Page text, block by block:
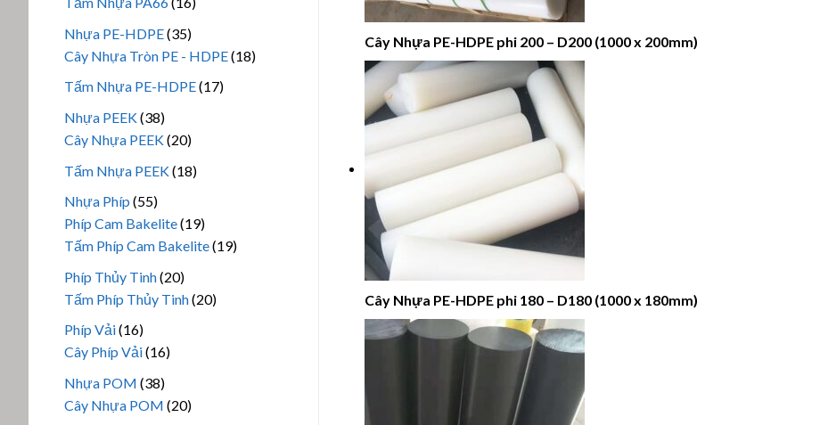
phẩm
Nhựa PE-HDPE 3535
sản
phẩm
Cây Nhựa Tròn PE - HDPE 1818
Tấm Nhựa PE-HDPE 1717
Nhựa PEEK 3838
sản
Cây Nhựa PEEK 2020
phẩm
Tấm Nhựa PEEK 1818
Nhựa Phíp 5555
sản
phẩm
Phíp Cam Bakelite 1919
sản
Tấm Phíp Cam Bakelite 1919
Phíp Thủy Tinh 2020
sản
Tấm Phíp Thủy Tinh 2020
Phíp Vải 1616
sản
Cây Phíp Vải 1616
Nhựa POM 3838
sản
Cây Nhựa POM 2020
Cây Nhựa PE-HDPE phi 200 – D200 (1000 x 200mm)
Cây Nhựa PE-HDPE phi 180 – D180 (1000 x 180mm)